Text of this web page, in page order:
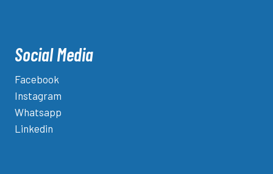
Social Media
Facebook
Instagram
Whatsapp
Linkedin